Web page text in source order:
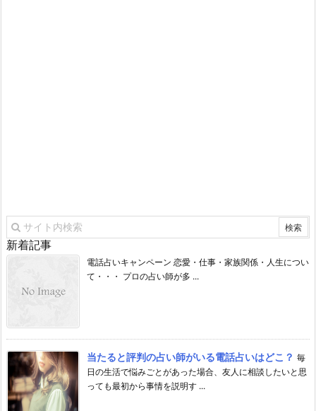
新着記事
電話占いキャンペーン 恋愛・仕事・家族関係・人生につい
て・・・ プロの占い師が多 ...
当たると評判の占い師がいる電話占いはどこ？ 毎
日の生活で悩みごとがあった場合、友人に相談したいと思
っても最初から事情を説明す ...